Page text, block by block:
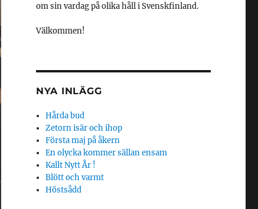
om sin vardag på olika håll i Svenskfinland.
Välkommen!
NYA INLÄGG
Hårda bud
Zetorn isär och ihop
Första maj på åkern
En olycka kommer sällan ensam
Kallt Nytt År !
Blött och varmt
Höstsådd